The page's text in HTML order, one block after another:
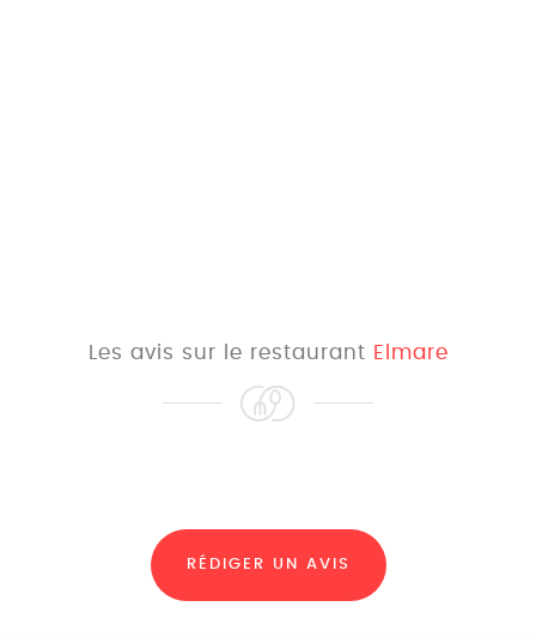
Les avis sur le restaurant Elmare
RÉDIGER UN AVIS